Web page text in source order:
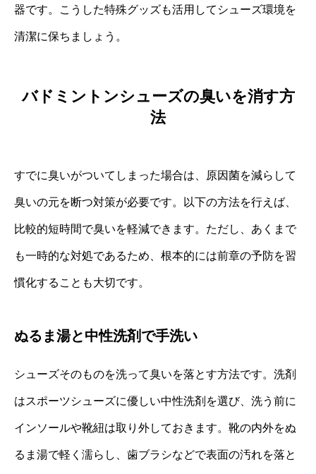
器です。こうした特殊グッズも活用してシューズ環境を
清潔に保ちましょう。
バドミントンシューズの臭いを消す方
法
すでに臭いがついてしまった場合は、原因菌を減らして
臭いの元を断つ対策が必要です。以下の方法を行えば、
比較的短時間で臭いを軽減できます。ただし、あくまで
も一時的な対処であるため、根本的には前章の予防を習
慣化することも大切です。
ぬるま湯と中性洗剤で手洗い
シューズそのものを洗って臭いを落とす方法です。洗剤
はスポーツシューズに優しい中性洗剤を選び、洗う前に
インソールや靴紐は取り外しておきます。靴の内外をぬ
るま湯で軽く濡らし、歯ブラシなどで表面の汚れを落と